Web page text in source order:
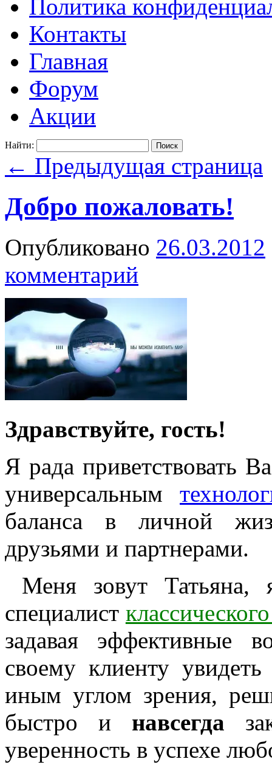
Политика
Контакты
Главная
Форум
Акции
Найти:
← Предыдущая страница
Добро пожаловать!
Опубликовано 26.03.2012
комментарий
Здравствуйте, гость!
Я рада приветствовать
универсальным
баланса в личной
друзьями и партнерами.
Меня зовут
специалист
задавая эффективные
своему клиенту
иным углом зрения,
быстро и навсегда
уверенность в успехе